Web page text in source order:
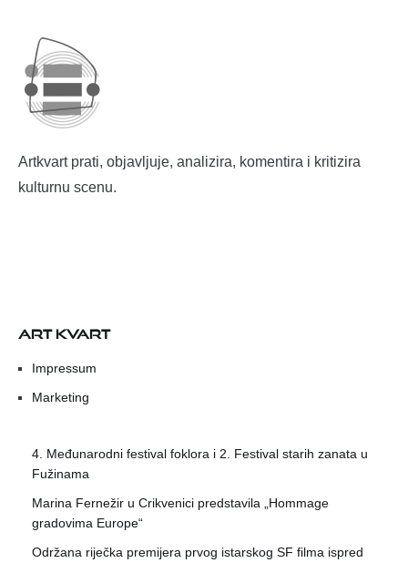
Artkvart prati, objavljuje, analizira, komentira i kritizira
kulturnu scenu.
ART KVART
Impressum
Marketing
4. Međunarodni festival foklora i 2. Festival starih zanata u
Fužinama
Marina Fernežir u Crikvenici predstavila „Hommage
gradovima Europe“
Održana riječka premijera prvog istarskog SF filma ispred